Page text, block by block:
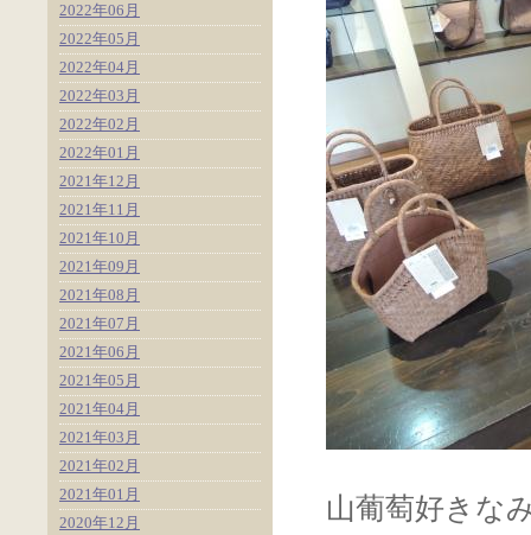
山葡萄好きな
2022年06月
2022年05月
2022年04月
2022年03月
2022年02月
2022年01月
2021年12月
2021年11月
2021年10月
2021年09月
2021年08月
2021年07月
2021年06月
2021年05月
2021年04月
2021年03月
2021年02月
2021年01月
2020年12月